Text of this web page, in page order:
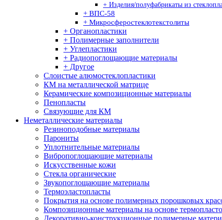
+ Изделия/полуфабрикаты из
+ ВПС-58
+ Микросферостеклотекстолиты
+ Органопластики
+ Полимерные заполнители
+ Углепластики
+ Радиопоглощающие материалы
+ Другое
Слоистые алюмостеклопластики
КМ на металлической матрице
Керамические композиционные материалы
Пенопласты
Связующие для КМ
Неметаллические материалы
Резиноподобные материалы
Парониты
Уплотнительные материалы
Вибропоглощающие материалы
Искусственные кожи
Стекла органические
Звукопоглощающие материалы
Термоэластопласты
Покрытия на основе полимерных порошковых
Композиционные материалы на основе
Декоративно-конструкционные полимерные